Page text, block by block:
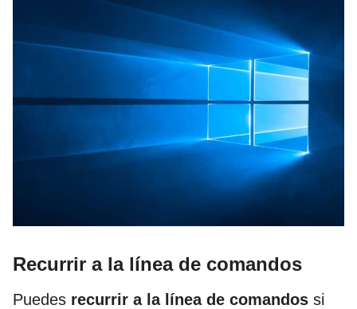
Recurrir a la línea de comandos
Puedes recurrir a la línea de comandos si